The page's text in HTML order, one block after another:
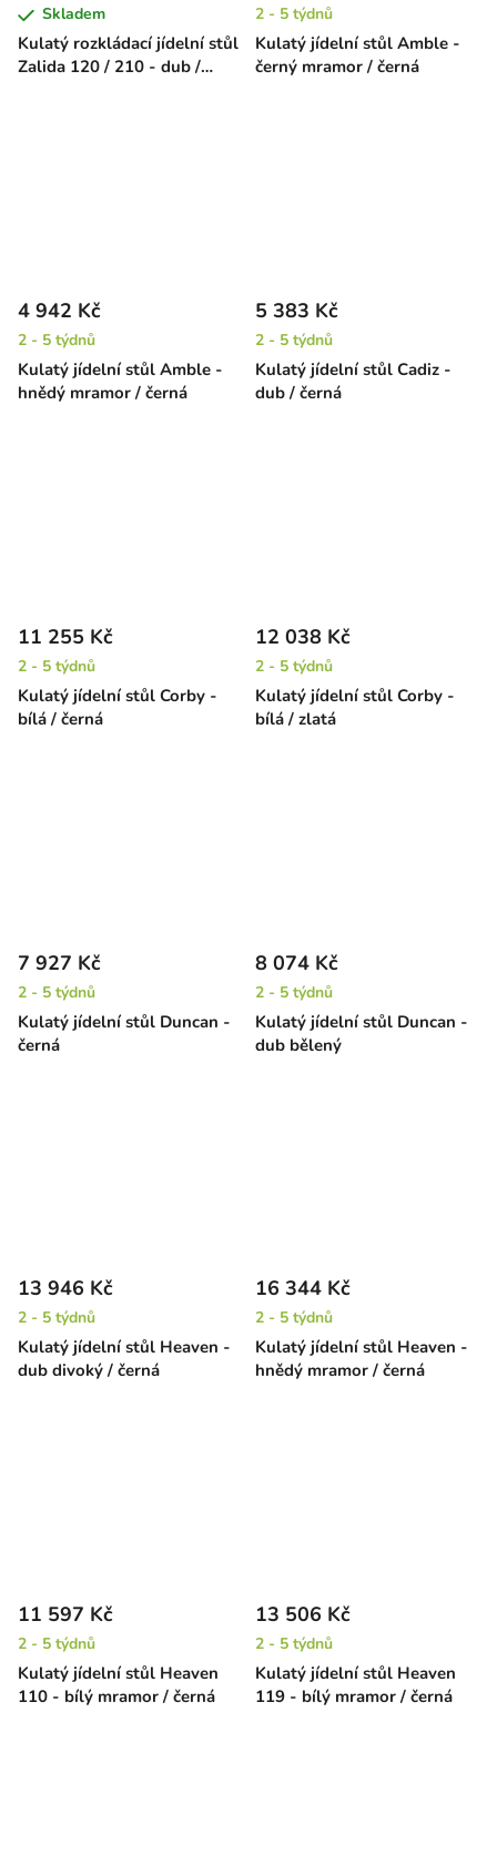
Kulatý rozkládací jídelní stůl
Zalida 120 / 210 - dub /
Skladem
Kulatý jídelní stůl Amble -
černý mramor / černá
2 - 5 týdnů
Kulatý jídelní stůl Amble -
hnědý mramor / černá
4 942 Kč
2 - 5 týdnů
Kulatý jídelní stůl Cadiz -
dub / černá
5 383 Kč
2 - 5 týdnů
Kulatý jídelní stůl Corby -
bílá / černá
11 255 Kč
2 - 5 týdnů
Kulatý jídelní stůl Corby -
bílá / zlatá
12 038 Kč
2 - 5 týdnů
Kulatý jídelní stůl Duncan -
černá
7 927 Kč
2 - 5 týdnů
Kulatý jídelní stůl Duncan -
dub bělený
8 074 Kč
2 - 5 týdnů
Kulatý jídelní stůl Heaven -
dub divoký / černá
13 946 Kč
2 - 5 týdnů
Kulatý jídelní stůl Heaven -
hnědý mramor / černá
16 344 Kč
2 - 5 týdnů
Kulatý jídelní stůl Heaven
110 - bílý mramor / černá
11 597 Kč
2 - 5 týdnů
Kulatý jídelní stůl Heaven
119 - bílý mramor / černá
13 506 Kč
2 - 5 týdnů